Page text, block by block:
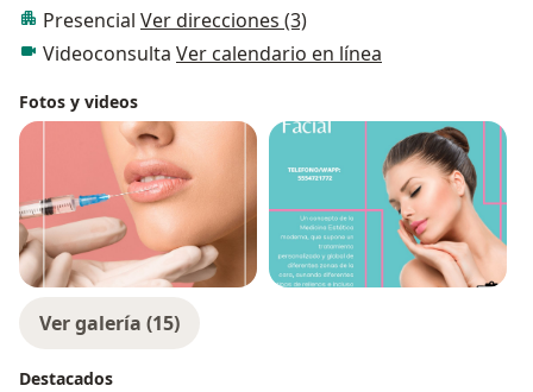
Presencial Ver direcciones (3)
Videoconsulta Ver calendario en línea
Fotos y videos
Ver galería (15)
Destacados